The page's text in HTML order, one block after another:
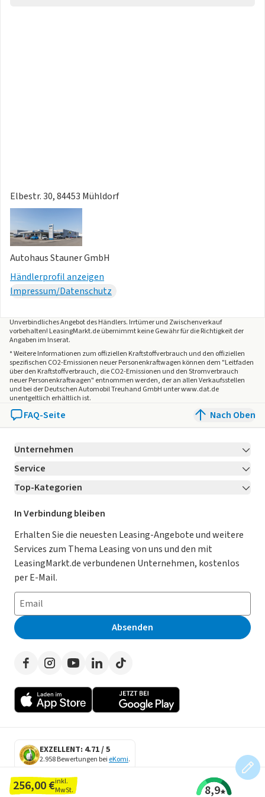
256,00 €inkl.
MwSt.
8,9
Elbestr. 30, 84453 Mühldorf
Autohaus Stauner GmbH
Händlerprofil anzeigen
Impressum/Datenschutz
Unverbindliches Angebot desHändlers. Irrtümer und Zwischenverkauf
vorbehalten! LeasingMarkt.de übernimmt keine Gewähr für die Richtigkeit der
Angaben im Inserat.
* Weitere Informationen zum offiziellen Kraftstoffverbrauch und den offiziellen
spezifischen CO2-Emissionen neuer Personenkraftwagen können dem "Leitfaden
über den Kraftstoffverbrauch, die CO2-Emissionen und den Stromverbrauch
neuer Personenkraftwagen" entnommen werden, der an allen Verkaufsstellen
und bei der Deutschen Automobil Treuhand GmbH unter www.dat.de
unentgeltlich erhältlich ist.
FAQ-Seite Nach Oben
Unternehmen
Über LeasingMarkt.de
Karriere Jetzt bewerben!
Für Händler
Kooperation mit AutoScout24
AGB
Datenschutz
Impressum
Erklärung zur Barrierefreiheit
Presse
Service
Kontakt
Ratgeber
Magazin
Datenschutz-Einstellungen
So funktioniert’s
Häufig gestellte Fragen
Leasing-Lexikon
Auto-Tests
Werben auf LeasingMarkt.de
Top-Kategorien
Leasing Deals
Gebrauchtwagen Leasing
Leasing ohne Anzahlung
E-Auto Leasing
Privatleasing
Leasing-Vergleiche
Herstellerverzeichnis
Händlerverzeichnis
In Verbindung bleiben
Erhalten Sie die neuesten Leasing-Angebote und weitere
Services zum Thema Leasing von uns und den mit
LeasingMarkt.de verbundenen Unternehmen, kostenlos
per E-Mail.
Absenden
EXZELLENT: 4.71 / 5
2.958 Bewertungen bei eKomi.
SECURE DATA
SSL Encryption